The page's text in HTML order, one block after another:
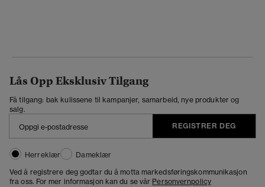
Lås Opp Eksklusiv Tilgang
Få tilgang: bak kulissene til kampanjer, samarbeid, nye produkter og
salg.
REGISTRER DEG
Herreklær
Dameklær
Ved å registrere deg godtar du å motta markedsføringskommunikasjon
fra oss. For mer informasjon kan du se vår Personvernpolicy